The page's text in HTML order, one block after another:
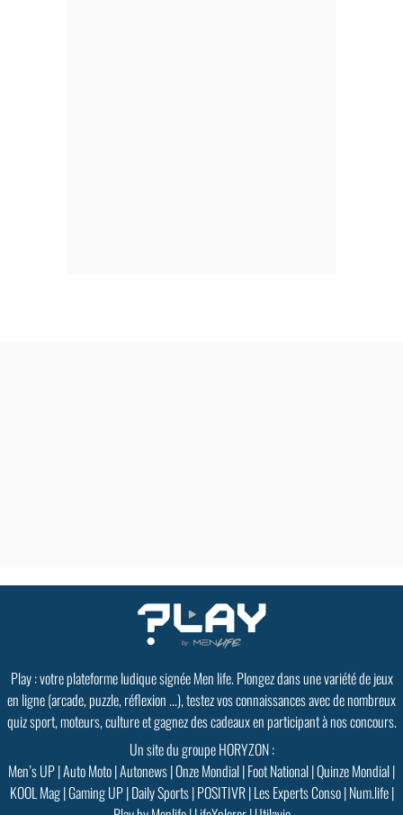
Play : votre plateforme ludique signée Men life. Plongez dans une variété de jeux
en ligne (arcade, puzzle, réflexion ...), testez vos connaissances avec de nombreux
quiz sport, moteurs, culture et gagnez des cadeaux en participant à nos concours.
Un site du groupe HORYZON :
Men’s UP|Auto Moto|Autonews|Onze Mondial|Foot National|Quinze Mondial|
KOOL Mag|Gaming UP|Daily Sports|POSITIVR|Les Experts Conso|Num.life|